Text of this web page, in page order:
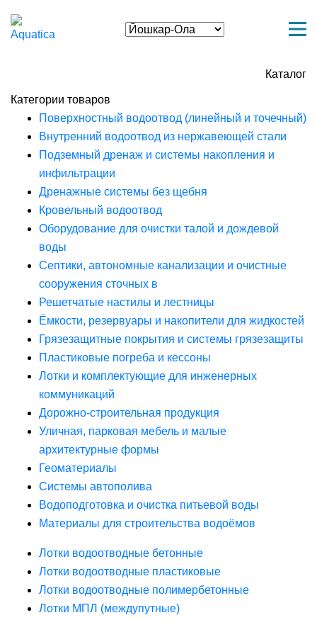
Каталог
Категории товаров
Поверхностный водоотвод (линейный и точечный)
Внутренний водоотвод из нержавеющей стали
Подземный дренаж и системы накопления и
инфильтрации
Дренажные системы без щебня
Кровельный водоотвод
Оборудование для очистки талой и дождевой
воды
Септики, автономные канализации и очистные
сооружения сточных в
Решетчатые настилы и лестницы
Ёмкости, резервуары и накопители для жидкостей
Грязезащитные покрытия и системы грязезащиты
Пластиковые погреба и кессоны
Лотки и комплектующие для инженерных
коммуникаций
Дорожно-строительная продукция
Уличная, парковая мебель и малые
архитектурные формы
Геоматериалы
Системы автополива
Водоподготовка и очистка питьевой воды
Материалы для строительства водоёмов
Лотки водоотводные бетонные
Лотки водоотводные пластиковые
Лотки водоотводные полимербетонные
Лотки МПЛ (междупутные)